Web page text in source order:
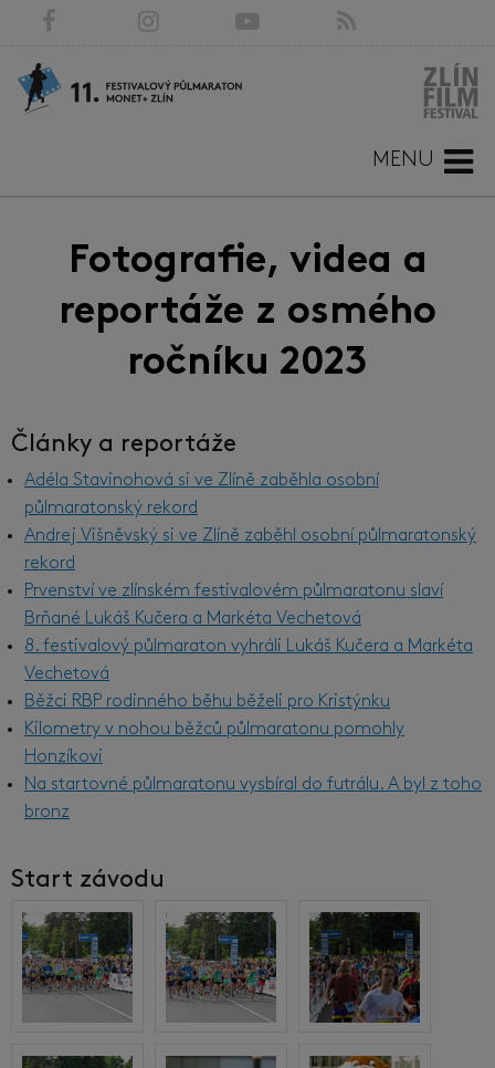
MENU
Fotografie, videa a
reportáže z osmého
ročníku 2023
Články a reportáže
Adéla Stavinohová si ve Zlíně zaběhla osobní
půlmaratonský rekord
Andrej Višněvský si ve Zlíně zaběhl osobní půlmaratonský
rekord
Prvenství ve zlínském festivalovém půlmaratonu slaví
Brňané Lukáš Kučera a Markéta Vechetová
8. festivalový půlmaraton vyhráli Lukáš Kučera a Markéta
Vechetová
Běžci RBP rodinného běhu běželi pro Kristýnku
Kilometry v nohou běžců půlmaratonu pomohly
Honzíkovi
Na startovné půlmaratonu vysbíral do futrálu. A byl z toho
bronz
Start závodu